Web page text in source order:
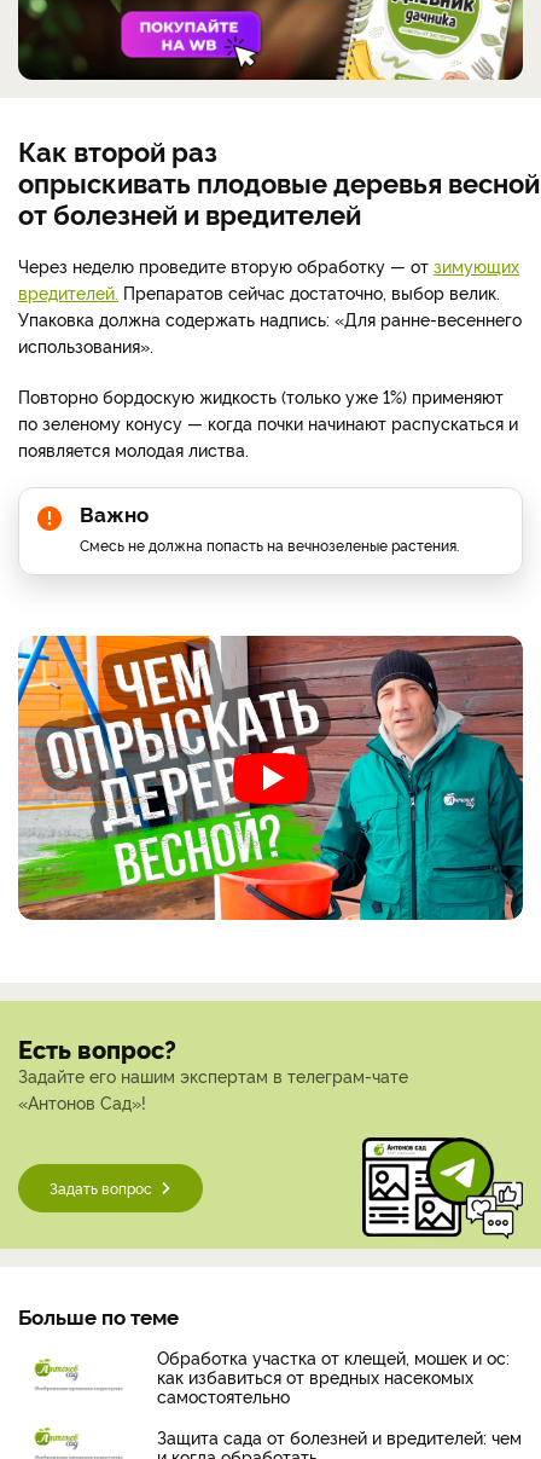
Как второй раз
опрыскивать плодовые деревья весной
от болезней и вредителей
Через неделю проведите вторую обработку — от зимующих
вредителей. Препаратов сейчас достаточно, выбор велик.
Упаковка должна содержать надпись: «Для ранне-весеннего
использования».
Повторно бордоскую жидкость (только уже 1%) применяют
по зеленому конусу — когда почки начинают распускаться и
появляется молодая листва.
Важно
Смесь не должна попасть на вечнозеленые растения.
Есть вопрос?
Задайте его нашим экспертам в телеграм-чате
«Антонов Сад»!
Задать вопрос
Больше по теме
Обработка участка от клещей, мошек и ос:
как избавиться от вредных насекомых
самостоятельно
Защита сада от болезней и вредителей: чем